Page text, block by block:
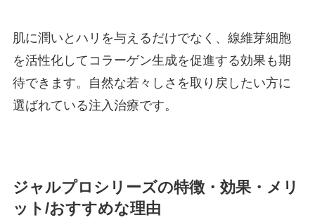
肌に潤いとハリを与えるだけでなく、線維芽細胞
を活性化してコラーゲン生成を促進する効果も期
待できます。自然な若々しさを取り戻したい方に
選ばれている注入治療です。
ジャルプロシリーズの特徴・効果・メリ
ット/おすすめな理由